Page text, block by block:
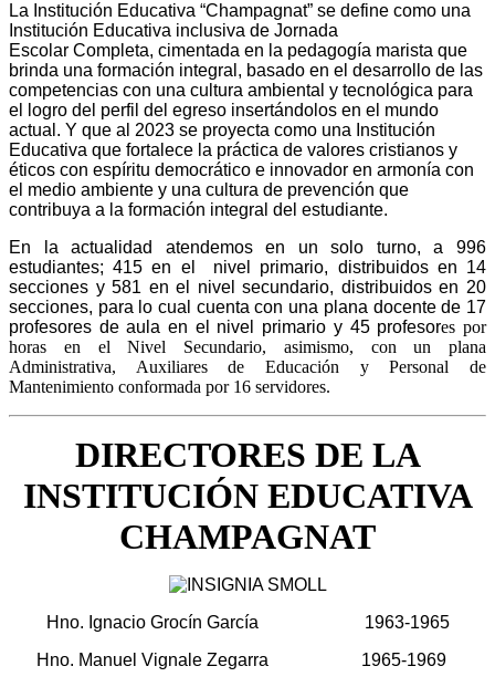
La Institución Educativa “Champagnat” se define como una
Institución Educativa inclusiva de Jornada
Escolar Completa, cimentada en la pedagogía marista que
brinda una formación integral, basado en el desarrollo de las
competencias con una cultura ambiental y tecnológica para
el logro del perfil del egreso insertándolos en el mundo
actual. Y que al 2023 se proyecta como una Institución
Educativa que fortalece la práctica de valores cristianos y
éticos con espíritu democrático e innovador en armonía con
el medio ambiente y una cultura de prevención que
contribuya a la formación integral del estudiante.
En la actualidad atendemos en un solo turno, a 996
estudiantes; 415 en el nivel primario, distribuidos en 14
secciones y 581 en el nivel secundario, distribuidos en 20
secciones, para lo cual cuenta con una plana docente de 17
profesores de aula en el nivel primario y 45 profesores por
horas en el Nivel Secundario, asimismo, con un plana
Administrativa, Auxiliares de Educación y Personal de
Mantenimiento conformada por 16 servidores.
DIRECTORES DE LA
INSTITUCIÓN EDUCATIVA
CHAMPAGNAT
Hno. Ignacio Grocín García 1963-1965
Hno. Manuel Vignale Zegarra 1965-1969